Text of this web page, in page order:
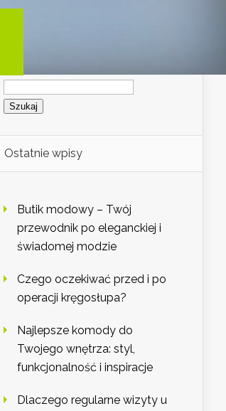
Szukaj:
Ostatnie wpisy
Butik modowy – Twój
przewodnik po eleganckiej i
świadomej modzie
Czego oczekiwać przed i po
operacji kręgosłupa?
Najlepsze komody do
Twojego wnętrza: styl,
funkcjonalność i inspiracje
Dlaczego regularne wizyty u